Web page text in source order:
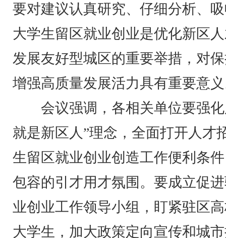
要对建议认真研究、仔细分析、
大学生留区就业创业是优化新区
发展友好型城区的重要举措，对
增强高质量发展活力具有重要意
会议强调，各相关单位要强
就是新区人”理念，全面打开人才
生留区就业创业创造工作便利条
包容的引才用才氛围。要成立促
业创业工作领导小组，盯紧驻区
大学生，加大政策定向宣传和城